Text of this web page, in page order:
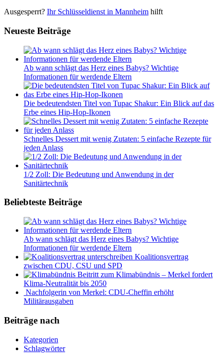
Ausgesperrt? Ihr Schlüsseldienst in Mannheim hilft
Neueste Beiträge
Ab wann schlägt das Herz eines Babys? Wichtige
Informationen für werdende Eltern
Die bedeutendsten Titel von Tupac Shakur: Ein Blick auf das
Erbe eines Hip-Hop-Ikonen
Schnelles Dessert mit wenig Zutaten: 5 einfache Rezepte für
jeden Anlass
1/2 Zoll: Die Bedeutung und Anwendung in der
Sanitärtechnik
Beliebteste Beiträge
Ab wann schlägt das Herz eines Babys? Wichtige
Informationen für werdende Eltern
Koalitionsvertrag
zwischen CDU, CSU und SPD
Beitritt zum Klimabündnis – Merkel fordert
Klima-Neutralität bis 2050
Nachfolgerin von Merkel: CDU-Cheffin erhöht
Militärausgaben
Beiträge nach
Kategorien
Schlagwörter